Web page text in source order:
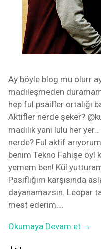
Ay böyle blog mu olurr
madileşmeden
hep ful psaifler ortalığı
Aktifler nerde şeker?
madilik yani lulü her
nerde? Ful aktif
benim Tekno Fahişe öyl
yemem ben! Kül
Pasifliğim karşısında
dayanamazsın. Leopar
mest ederim….
Okumaya Devam et →